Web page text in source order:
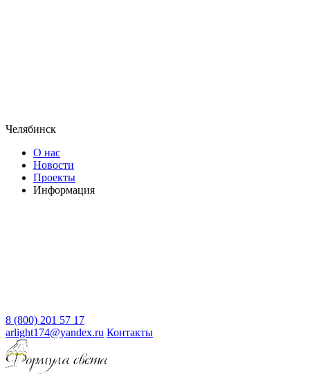
Челябинск
О нас
Новости
Проекты
Информация
8 (800) 201 57 17
arlight174@yandex.ru Контакты